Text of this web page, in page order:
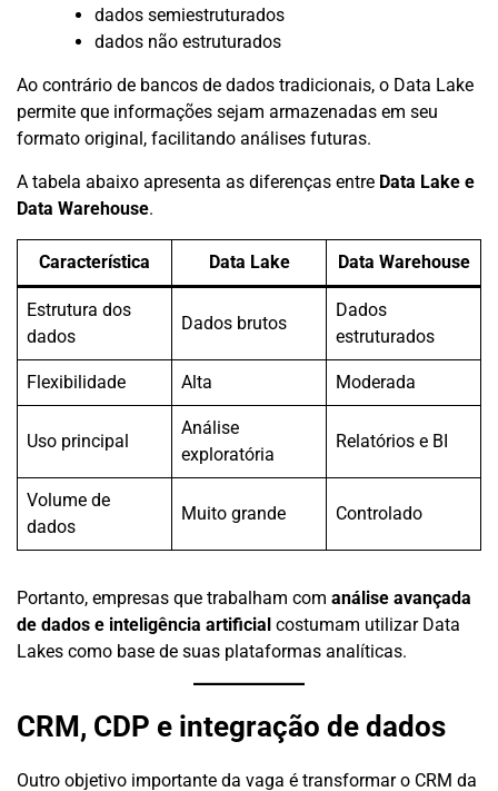
dados semiestruturados
dados não estruturados
Ao contrário de bancos de dados tradicionais, o Data Lake
permite que informações sejam armazenadas em seu
formato original, facilitando análises futuras.
A tabela abaixo apresenta as diferenças entre Data Lake e
Data Warehouse.
Característica Data Lake Data Warehouse
Estrutura dos
dados
Dados brutos
Dados
estruturados
Flexibilidade Alta Moderada
Uso principal
Análise
exploratória
Relatórios e BI
Volume de
dados
Muito grande Controlado
Portanto, empresas que trabalham com análise avançada
de dados e inteligência artificial costumam utilizar Data
Lakes como base de suas plataformas analíticas.
CRM, CDP e integração de dados
Outro objetivo importante da vaga é transformar o CRM da